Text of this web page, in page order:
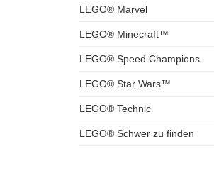
LEGO® Marvel
LEGO® Minecraft™
LEGO® Speed Champions
LEGO® Star Wars™
LEGO® Technic
LEGO® Schwer zu finden